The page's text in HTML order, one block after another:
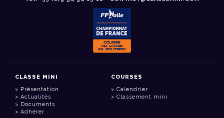
CLASSE MINI
Présentation
Actualités
Documents
Adhérer
COURSES
Calendrier
Classement mini